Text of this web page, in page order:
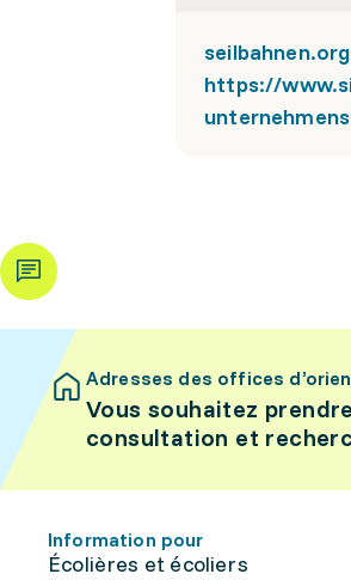
https://
Adresses des offices
Vous souhaitez
consultation et
Information pour
Écolières et écoliers